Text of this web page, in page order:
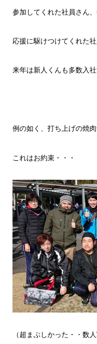
参加してくれた社員さん
応援に駆けつけてくれた
来年は新人くんも多数入
例の如く、打ち上げの焼
これはお約束・・・
（超まぶしかった・・数